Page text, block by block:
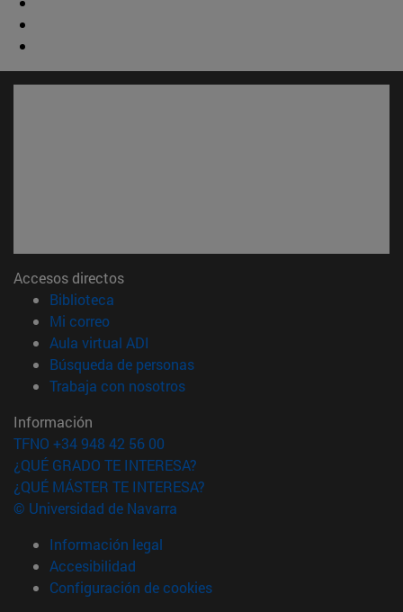
Accesos directos
Biblioteca
Mi correo(abre en nueva ventana)
Aula virtual ADI
Búsqueda de personas(abre en nueva ventana)
Trabaja con nosotros(abre en nueva ventana)
Información
TFNO +34 948 42 56 00
¿QUÉ GRADO TE INTERESA?
¿QUÉ MÁSTER TE INTERESA?
© Universidad de Navarra
Información legal
Accesibilidad
Configuración de cookies